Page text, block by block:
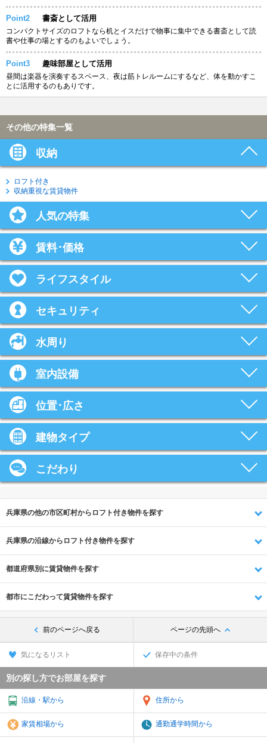
Point2 書斎として活用
コンパクトサイズのロフトなら机とイスだけで物事に集中できる書斎として読
書や仕事の場とするのもよいでしょう。
Point3 趣味部屋として活用
昼間は楽器を演奏するスペース、夜は筋トレルームにするなど、体を動かすこ
とに活用するのもありです。
その他の特集一覧
収納
ロフト付き
収納重視な賃貸物件
人気の特集
賃料･価格
ライフスタイル
セキュリティ
水周り
室内設備
位置･広さ
建物タイプ
こだわり
兵庫県の他の市区町村からロフト付き物件を探す
兵庫県の沿線からロフト付き物件を探す
都道府県別に賃貸物件を探す
都市にこだわって賃貸物件を探す
前のページへ戻る ページの先頭へ
気になるリスト 保存中の条件
別の探し方でお部屋を探す
沿線・駅から 住所から
家賃相場から 通勤通学時間から